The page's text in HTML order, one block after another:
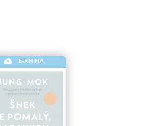
E-KNIHA